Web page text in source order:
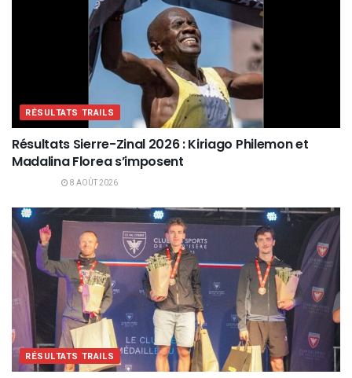
RÉSULTATS TRAILS
Résultats Sierre-Zinal 2026 : Kiriago Philemon et
Madalina Florea s’imposent
8 AOÛT 2026
RÉSULTATS TRAILS